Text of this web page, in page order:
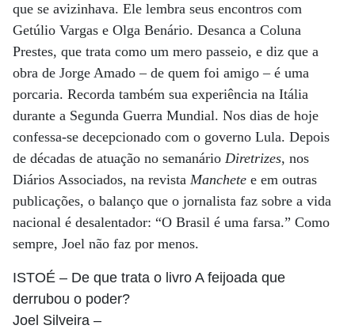
que se avizinhava. Ele lembra seus encontros com
Getúlio Vargas e Olga Benário. Desanca a Coluna
Prestes, que trata como um mero passeio, e diz que a
obra de Jorge Amado – de quem foi amigo – é uma
porcaria. Recorda também sua experiência na Itália
durante a Segunda Guerra Mundial. Nos dias de hoje
confessa-se decepcionado com o governo Lula. Depois
de décadas de atuação no semanário Diretrizes, nos
Diários Associados, na revista Manchete e em outras
publicações, o balanço que o jornalista faz sobre a vida
nacional é desalentador: “O Brasil é uma farsa.” Como
sempre, Joel não faz por menos.
ISTOÉ – De que trata o livro A feijoada que
derrubou o poder?
Joel Silveira –